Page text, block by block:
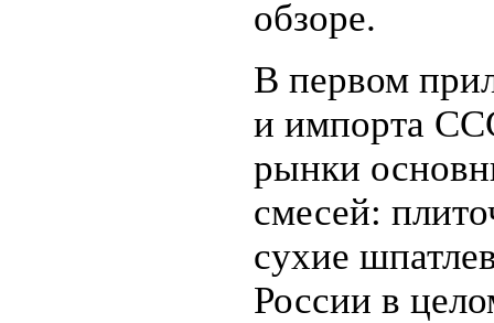
обзоре.
В первом
и импорта
рынки
смесей:
сухие
России в